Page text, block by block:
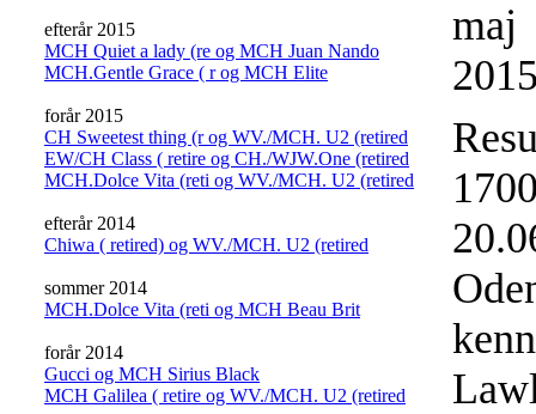
efterår 2015
MCH Quiet a lady (re og MCH Juan Nando
MCH.Gentle Grace ( r og MCH Elite
forår 2015
CH Sweetest thing (r og WV./MCH. U2 (retired
EW/CH Class ( retire og CH./WJW.One (retired
MCH.Dolce Vita (reti og WV./MCH. U2 (retired
efterår 2014
Chiwa ( retired) og WV./MCH. U2 (retired
sommer 2014
MCH.Dolce Vita (reti og MCH Beau Brit
forår 2014
Gucci og MCH Sirius Black
MCH Galilea ( retire og WV./MCH. U2 (retired
maj